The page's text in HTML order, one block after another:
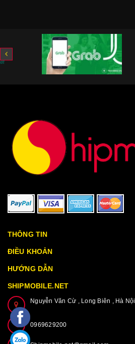
THÔNG TIN
ĐIỀU KHOẢN
HƯỚNG DẪN
SHIPMOBILE.NET
Nguyễn Văn Cừ , Long Biên , Hà Nội
0969629200